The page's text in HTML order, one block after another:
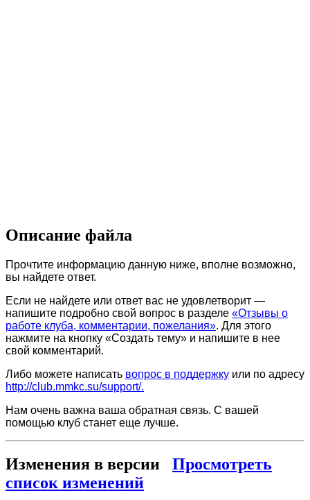
Описание файла
Прочтите информацию данную ниже, вполне возможно,
вы найдете ответ.
Если не найдете или ответ вас не удовлетворит —
напишите подробно свой вопрос в разделе «Отзывы о
работе клуба, комментарии, пожелания». Для этого
нажмите на кнопку «Создать тему» и напишите в нее
свой комментарий.
Либо можете написать вопрос в поддержку или по адресу
http://club.mmkc.su/support/.
Нам очень важна ваша обратная связь. С вашей
помощью клуб станет еще лучше.
Изменения в версии
Просмотреть
список изменений